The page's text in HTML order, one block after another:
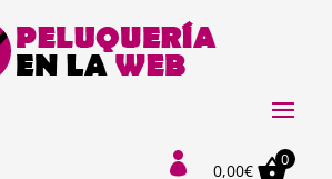
 0,00€
0